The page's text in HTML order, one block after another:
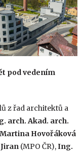
pod vedením
z řad architektů a
arch. Akad. arch.
Hovořáková
(MPO ČR),Ing.